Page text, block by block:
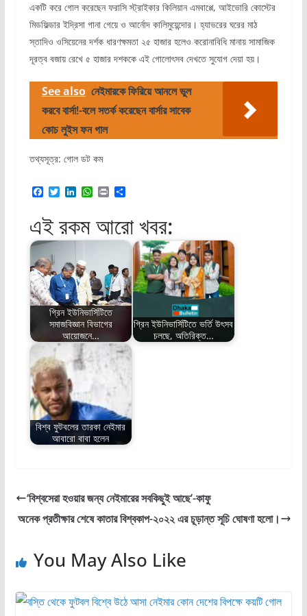
একটি করে গোল করেছেন ফরাসি স্ট্রাইকার কিলিয়ান এমবাপ্পে, আইভোরি কোস্টের
মিডফিল্ডার ইদ্রিসা গানা গেয়ে ও আর্নোদ কালিমুয়েন্দোর। হ্যাভরের ঘরের মাঠ
স্তাদিও ওসিয়েনের দর্শক ধারণক্ষমতা ২৫ হাজার হলেও করোনাবিধি মানায় সামাজিক
দূরত্ব বজায় রেখে ৫ হাজার দশককে এই গোলোৎসব দেখতে সুযোগ দেয়া হয়।
See also নেইমারকে ফিরিয়ে আনলে ভুল
করবে বার্সা!-বলে সতর্ক করেছেন বার্সার সাবেক
কোচ লুইস ফন গাল
তথ্যসূত্র: গোল ডট কম
F
c
e
b
o
o
k
T
t
t
L
k
e
I
n
W
t
p
P
n
t
S
r
e
এই রকম আরো খবর:
গ্রিন ইউনিভার্সিটিতে
সমাজবিজ্ঞান বিভাগের
আয়োজনে…
গ্রিন ইউনিভার্সিটিতে ভর্তি উৎসব
চলছে, অতিরিক্ত…
বিশ্ব ফুটবলের তারকা নেইমার
আবারো বাবা হলেন
‘বিশ্বসেরা হওয়ার জন্য নেইমারের সবকিছুই আছে’-কাফু
অনেক প্রতীক্ষার শেষে কাতার বিশ্বকাপ-২০২২ এর চূড়ান্ত সূচি ঘোষণা হলো।
You May Also Like